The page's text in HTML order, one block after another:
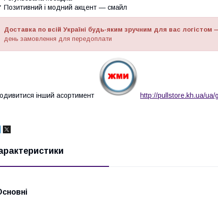
Позитивний і модний акцент — смайл
Доставка по всій Україні будь-яким зручним для вас
день замовлення для передоплати
інший асортимент http://pullstore.kh.ua/